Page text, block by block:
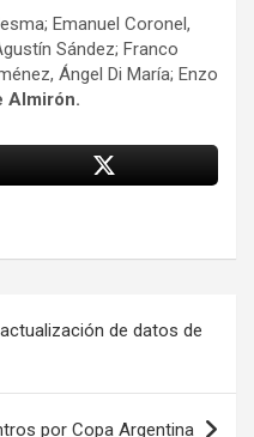
Emanuel Coronel,
Sández; Franco
Ángel Di María; Enzo
Almirón.
de datos de
por Copa Argentina